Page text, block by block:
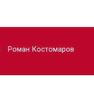
Роман Костомаров